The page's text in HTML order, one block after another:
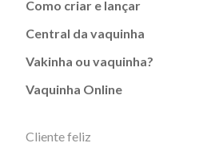
Como criar e lançar
Central da vaquinha
Vakinha ou vaquinha?
Vaquinha Online
Cliente feliz